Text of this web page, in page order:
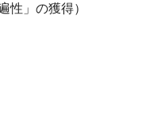
性」の獲得）